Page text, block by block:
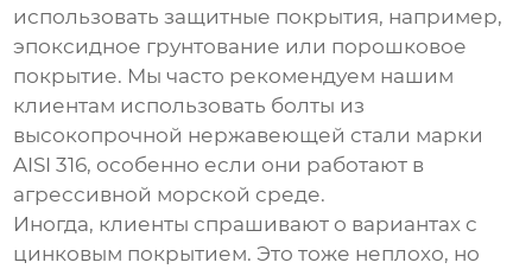
использовать защитные покрытия, например,
эпоксидное грунтование или порошковое
покрытие. Мы часто рекомендуем нашим
клиентам использовать болты из
высокопрочной нержавеющей стали марки
AISI 316, особенно если они работают в
агрессивной морской среде.
Иногда, клиенты спрашивают о вариантах с
цинковым покрытием. Это тоже неплохо, но